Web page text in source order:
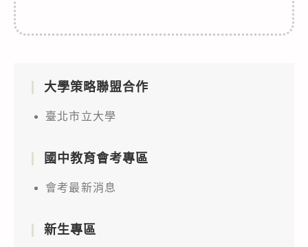
大學策略聯盟合作
臺北市立大學
國中教育會考專區
會考最新消息
新生專區